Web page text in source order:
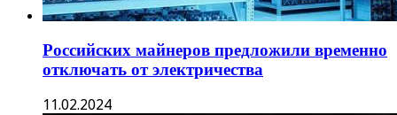
Российских майнеров предложили временно
отключать от электричества
11.02.2024